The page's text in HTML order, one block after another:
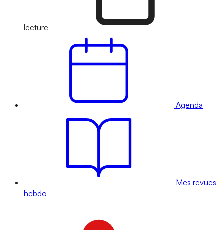
lecture
Agenda
Mes revues
hebdo